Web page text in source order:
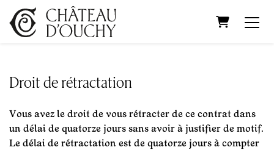
Panier
Droit de rétractation
Vous avez le droit de vous rétracter de ce contrat dans
un délai de quatorze jours sans avoir à justifier de motif.
Le délai de rétractation est de quatorze jours à compter